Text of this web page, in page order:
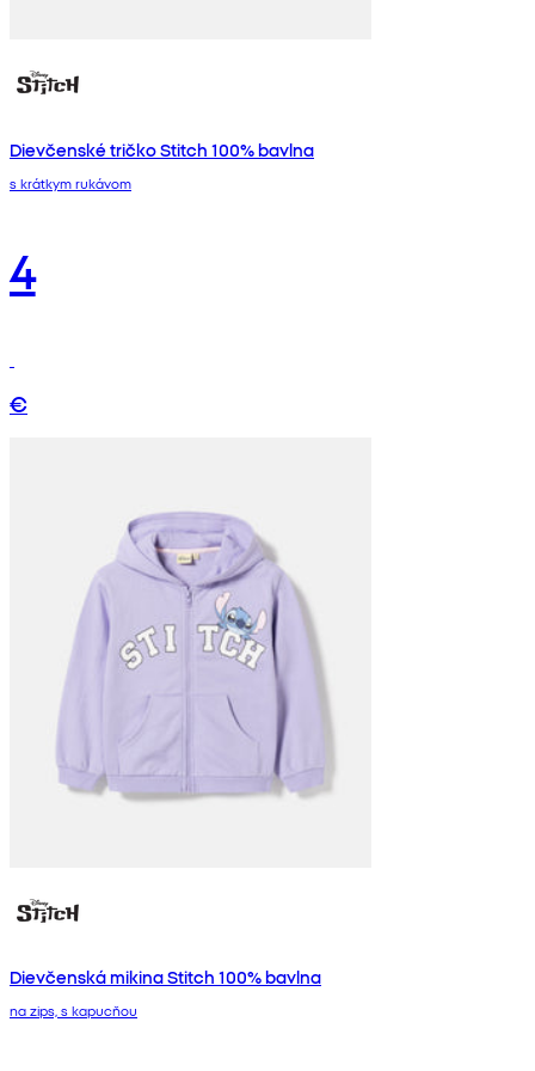
Dievčenské tričko Stitch 100% bavlna
s krátkym rukávom
4
€
Dievčenská mikina Stitch 100% bavlna
na zips, s kapucňou